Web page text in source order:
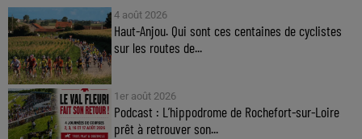
4 août 2026
Haut-Anjou. Qui sont ces centaines de cyclistes
sur les routes de...
1er août 2026
Podcast : L’hippodrome de Rochefort-sur-Loire
prêt à retrouver son...